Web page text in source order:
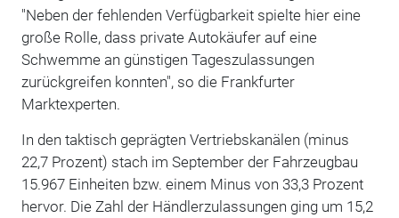
"Neben der fehlenden Verfügbarkeit spielte hier eine
große Rolle, dass private Autokäufer auf eine
Schwemme an günstigen Tageszulassungen
zurückgreifen konnten", so die Frankfurter
Marktexperten.
In den taktisch geprägten Vertriebskanälen (minus
22,7 Prozent) stach im September der Fahrzeugbau
15.967 Einheiten bzw. einem Minus von 33,3 Prozent
hervor. Die Zahl der Händlerzulassungen ging um 15,2